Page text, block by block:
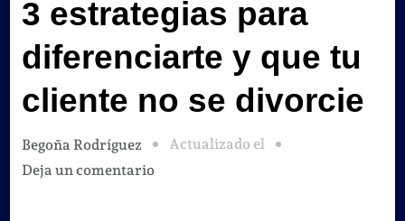
3 estrategias para
diferenciarte y que tu
cliente no se divorcie
Begoña Rodríguez
Actualizado el
Deja un comentarioen